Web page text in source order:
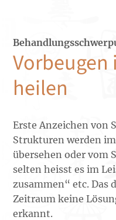
Vorbeugen
heilen
Erste Anzeichen von
Strukturen werden
übersehen oder vom
selten heisst es im
zusammen“ etc. Das
Zeitraum keine
erkannt.